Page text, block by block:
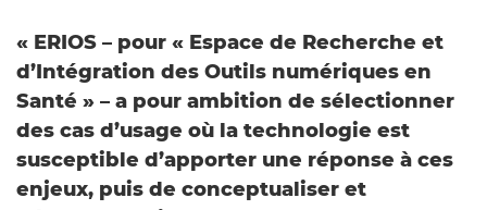
« ERIOS – pour « Espace de Recherche et
d’Intégration des Outils numériques en
Santé » – a pour ambition de sélectionner
des cas d’usage où la technologie est
susceptible d’apporter une réponse à ces
enjeux, puis de conceptualiser et